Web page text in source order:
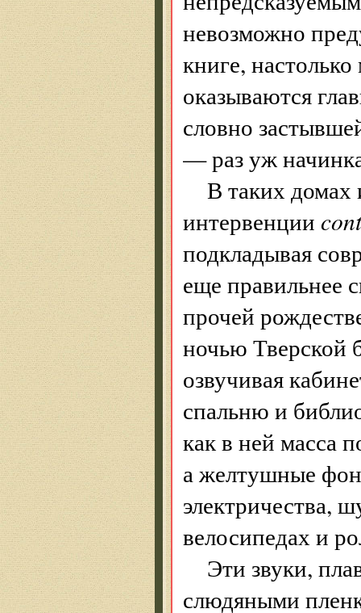
невозможно
книге,
оказываются
словно
— раз уж
В таких домах
интервенции
подкладывая
еще правильнее
прочей
ночью Тверской
озвучивая
спальню и
как в ней масса
а желтушные
электричества,
велосипедах и
Эти звуки,
слюдяными